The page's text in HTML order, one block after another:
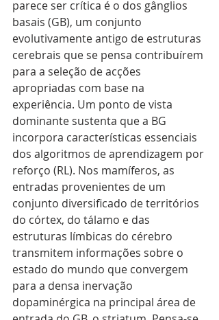
parece ser crítica é o dos gânglios
basais (GB), um conjunto
evolutivamente antigo de estruturas
cerebrais que se pensa contribuírem
para a seleção de acções
apropriadas com base na
experiência. Um ponto de vista
dominante sustenta que a BG
incorpora características essenciais
dos algoritmos de aprendizagem por
reforço (RL). Nos mamíferos, as
entradas provenientes de um
conjunto diversificado de territórios
do córtex, do tálamo e das
estruturas límbicas do cérebro
transmitem informações sobre o
estado do mundo que convergem
para a densa inervação
dopaminérgica na principal área de